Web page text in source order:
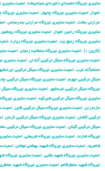
سایبری نیروگاه تلمبه‌ای ذخیره‌ای سیاه‌بیشه, امنیت سایبری
اهواز , امنیت سایبری نیروگاه چابهار , امنیت سایبری
حرارتی بعثت, امنیت سایبری نیروگاه حرارتی بندرعباس,
سایبری نیروگاه رامین اهواز , امنیت سایبری نیروگاه رودشور ,
سایبری نیروگاه زنبق یزد, امنیت سایبری نیروگاه زواره,
(کارون ۱)
, امنیت سایبری نیروگاه سلطانیه زنجان, امنیت
امنیت سایبری نیروگاه سیکل ترکیبی آبادان, امنیت سایبری
اسلام‌آباد غرب, امنیت سایبری نیروگاه سیکل ترکیبی
سیکل ترکیبی جهرم, امنیت سایبری نیروگاه سیکل ترکیبی
نیروگاه سیکل ترکیبی خرمشهر , امنیت سایبری نیروگاه
سایبری نیروگاه سیکل ترکیبی شیرکوه, امنیت سایبری
مازندران, امنیت سایبری نیروگاه سیکل ترکیبی قاین, امنیت
ترکیبی کاشان, امنیت سایبری نیروگاه سیکل ترکیبی کرمان,
سیکل ترکیبی گیلان, امنیت سایبری نیروگاه سیکل ترکیبی
نیروگاه شازند, امنیت سایبری نیروگاه شریعتی, امنیت
شاهرود, امنیت سایبری نیروگاه شهید بهشتی لوشان, امنیت
امنیت سایبری نیروگاه شهید طالبی, امنیت سایبری نیروگاه
نیروگاه شهید منتظرقائم, امنیت سایبری نیروگاه شهید منتظری